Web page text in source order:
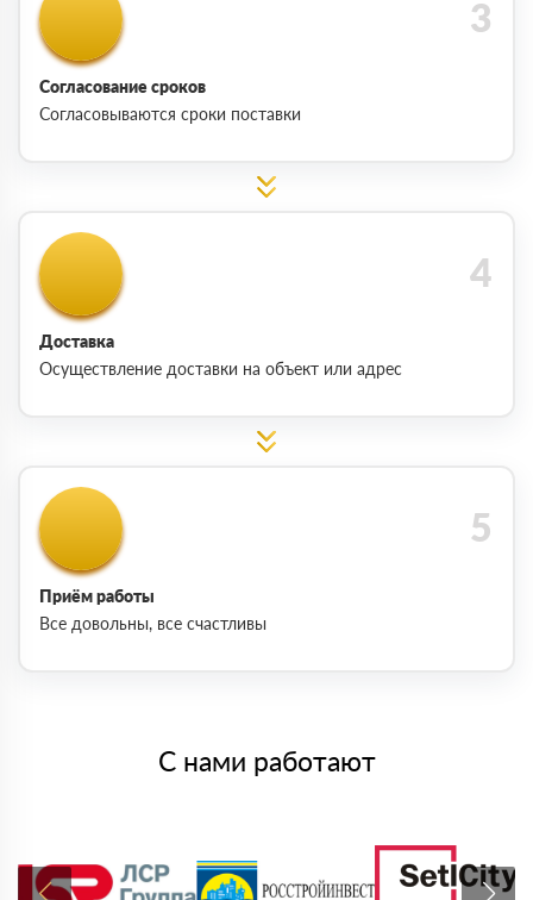
Согласование сроков
Согласовываются сроки поставки
Доставка
Осуществление доставки на объект или адрес
Приём работы
Все довольны, все счастливы
С нами работают